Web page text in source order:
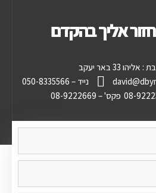
אליך בהקדם
אליהו 33 באר יעקב
נייד – 050-8335566
פקס' – 08-9222669